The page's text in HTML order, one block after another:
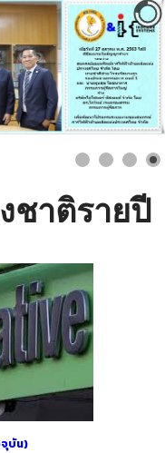
าติรายปี
บัน)